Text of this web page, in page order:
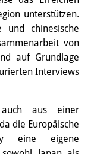
an.
der
unterstützen.
chinesische
von
auf Grundlage
Interviews
aus einer
die Europäische
eine eigene